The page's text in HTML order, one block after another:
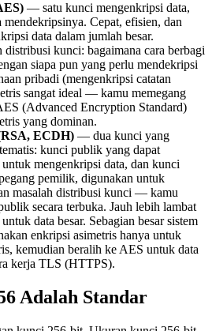
— satu kunci mengenkripsi data,
mendekripsinya. Cepat, efisien, dan
data dalam jumlah besar.
distribusi kunci: bagaimana cara berbagi
siapa pun yang perlu mendekripsi
pribadi (mengenkripsi catatan
sangat ideal — kamu memegang
(Advanced Encryption Standard)
yang dominan.
ECDH) — dua kunci yang
kunci publik yang dapat
mengenkripsi data, dan kunci
pemilik, digunakan untuk
masalah distribusi kunci — kamu
secara terbuka. Jauh lebih lambat
data besar. Sebagian besar sistem
enkripsi asimetris hanya untuk
kemudian beralih ke AES untuk data
kerja TLS (HTTPS).
Adalah Standar